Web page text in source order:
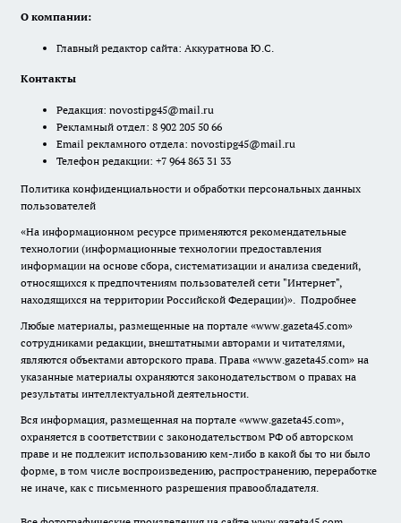
О компании:
Главный редактор сайта: Аккуратнова Ю.С.
Контакты
Редакция: novostipg45@mail.ru
Рекламный отдел: 8 902 205 50 66
Email рекламного отдела: novostipg45@mail.ru
Телефон редакции: +7 964 863 31 33
Политика конфиденциальности и обработки персональных данных
пользователей
«На информационном ресурсе применяются рекомендательные
технологии (информационные технологии предоставления
информации на основе сбора, систематизации и анализа сведений,
относящихся к предпочтениям пользователей сети "Интернет",
находящихся на территории Российской Федерации)». Подробнее
Любые материалы, размещенные на портале «www.gazeta45.com»
сотрудниками редакции, внештатными авторами и читателями,
являются объектами авторского права. Права «www.gazeta45.com» на
указанные материалы охраняются законодательством о правах на
результаты интеллектуальной деятельности.
Вся информация, размещенная на портале «www.gazeta45.com»,
охраняется в соответствии с законодательством РФ об авторском
праве и не подлежит использованию кем-либо в какой бы то ни было
форме, в том числе воспроизведению, распространению, переработке
не иначе, как с письменного разрешения правообладателя.